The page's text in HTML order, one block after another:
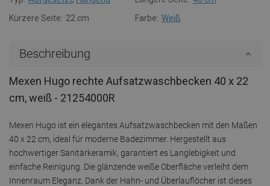
Kürzere Seite: 22 cm Farbe: Weiß
Beschreibung
Mexen Hugo rechte Aufsatzwaschbecken 40 x 22
cm, weiß - 21254000R
Mexen Hugo ist ein elegantes Aufsatzwaschbecken mit den Maßen
40 x 22 cm, ideal für moderne Badezimmer. Hergestellt aus
hochwertiger Sanitärkeramik, garantiert es Langlebigkeit und
einfache Reinigung. Die glänzende weiße Oberfläche verleiht dem
Innenraum Eleganz. Dank der Hahn- und Überlauflöcher ist dieses